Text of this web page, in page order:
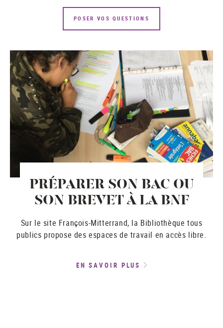
POSER VOS QUESTIONS
PRÉPARER SON BAC OU
SON BREVET À LA BNF
Sur le site François-Mitterrand, la Bibliothèque tous
publics propose des espaces de travail en accès libre.
EN SAVOIR PLUS